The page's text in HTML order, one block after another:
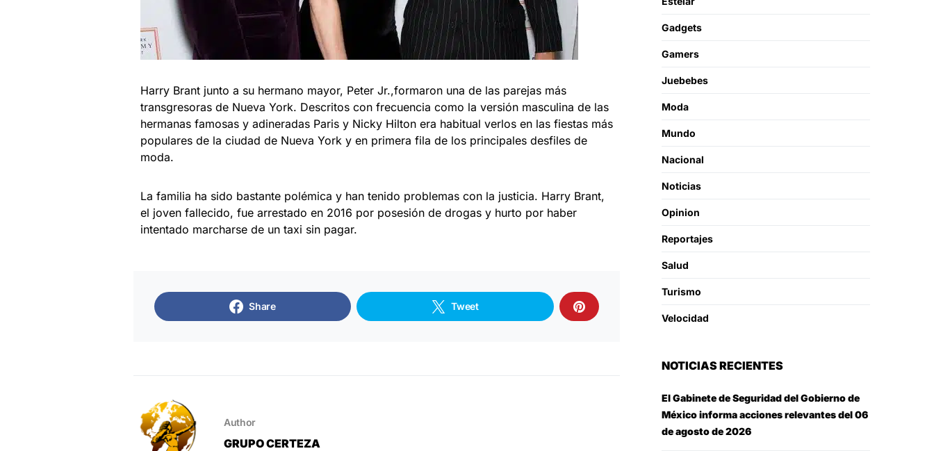
Harry Brant junto a su hermano mayor, Peter Jr.,formaron una de las parejas más
transgresoras de Nueva York. Descritos con frecuencia como la versión masculina de las
hermanas famosas y adineradas Paris y Nicky Hilton era habitual verlos en las fiestas más
populares de la ciudad de Nueva York y en primera fila de los principales desfiles de
moda.
La familia ha sido bastante polémica y han tenido problemas con la justicia. Harry Brant,
el joven fallecido, fue arrestado en 2016 por posesión de drogas y hurto por haber
intentado marcharse de un taxi sin pagar.
Share Tweet
Author
GRUPO CERTEZA
Gadgets
Gamers
Juebebes
Moda
Mundo
Nacional
Noticias
Opinion
Reportajes
Salud
Turismo
Velocidad
NOTICIAS RECIENTES
El Gabinete de Seguridad del Gobierno de
México informa acciones relevantes del 06
de agosto de 2026